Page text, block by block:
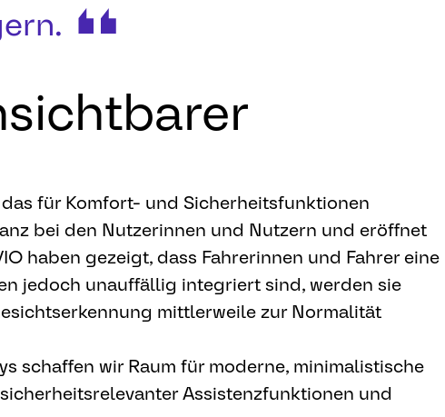
für Komfort- und Sicherheitsfunktionen
bei den Nutzerinnen und Nutzern und eröffnet
haben gezeigt, dass Fahrerinnen und Fahrer eine
jedoch unauffällig integriert sind, werden sie
mittlerweile zur Normalität
schaffen wir Raum für moderne, minimalistische
Assistenzfunktionen und